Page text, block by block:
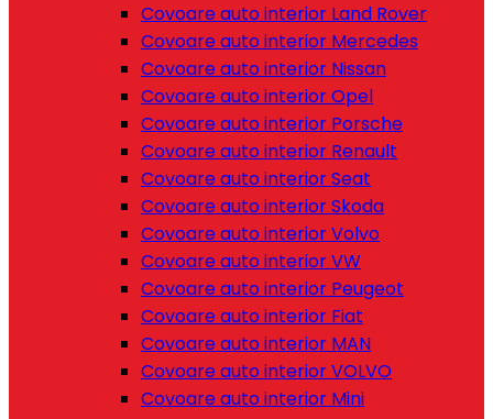
Covoare auto interior Land Rover
Covoare auto interior Mercedes
Covoare auto interior Nissan
Covoare auto interior Opel
Covoare auto interior Porsche
Covoare auto interior Renault
Covoare auto interior Seat
Covoare auto interior Skoda
Covoare auto interior Volvo
Covoare auto interior VW
Covoare auto interior Peugeot
Covoare auto interior Fiat
Covoare auto interior MAN
Covoare auto interior VOLVO
Covoare auto interior Mini